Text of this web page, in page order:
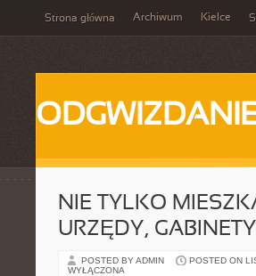
Strona główna Archiwum Kielce
NIE TYLKO
URZĘDY,
POSTED BY ADMIN POSTED ON
WYŁĄCZONA